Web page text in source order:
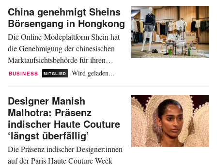
Europäischen Union ergriffen“. Ziel ist es, „die...
China genehmigt Sheins
Börsengang in Hongkong
Die Online-Modeplattform Shein hat
die Genehmigung der chinesischen
Marktaufsichtsbehörde für ihren
Antrag auf einen Börsengang in
hervor. Das Vorhaben des
Unternehmens, bis zu 341,6 Millionen
Aktien zu verkaufen und in Hongkong
an die Börse zu gehen, wurde
genehmigt. Das...
BUSINESS MITGLIED Wird geladen...
Designer Manish
Malhotra: Präsenz
indischer Haute Couture
‘längst überfällig’
Die Präsenz indischer Designer:innen
auf der Paris Haute Couture Week